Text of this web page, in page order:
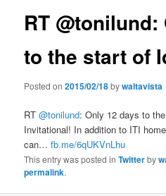
RT
to the start of
Posted on2015/02/18bywaltavista
RT@tonilund: Only 12 days to
Invitational! In addition to ITI
can…fb.me/6qUKVnLhu
This entry was posted inTwitterby
permalink.